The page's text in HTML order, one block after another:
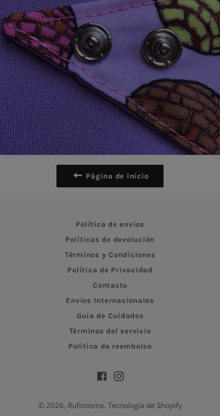
Página de inicio
Política de envíos
Políticas de devolución
Términos y Condiciones
Política de Privacidad
Contacto
Envíos Internacionales
Guía de Cuidados
Términos del servicio
Política de reembolso
FacebookInstagram
© 2026, Rufinosmx. Tecnología de Shopify